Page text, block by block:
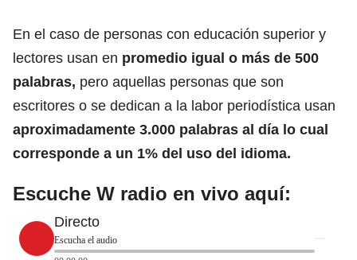
En el caso de personas con educación superior y
lectores usan en promedio igual o más de 500
palabras, pero aquellas personas que son
escritores o se dedican a la labor periodística usan
aproximadamente 3.000 palabras al día lo cual
corresponde a un 1% del uso del idioma.
Escuche W radio en vivo aquí:
Directo
Escucha el audio